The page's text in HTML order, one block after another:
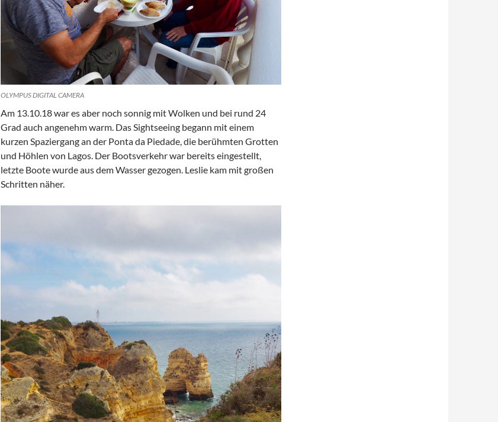
OLYMPUS DIGITAL CAMERA
Am 13.10.18 war es aber noch sonnig mit Wolken und bei rund 24
Grad auch angenehm warm. Das Sightseeing begann mit einem
kurzen Spaziergang an der Ponta da Piedade, die berühmten Grotten
und Höhlen von Lagos. Der Bootsverkehr war bereits eingestellt,
letzte Boote wurde aus dem Wasser gezogen. Leslie kam mit großen
Schritten näher.